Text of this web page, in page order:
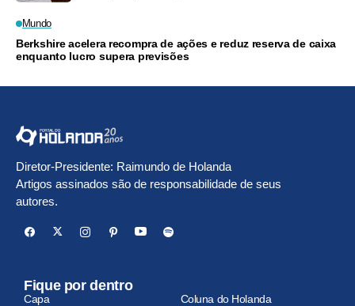
Mundo
Berkshire acelera recompra de ações e reduz reserva de caixa
enquanto lucro supera previsões
Diretor-Presidente: Raimundo de Holanda
Artigos assinados são de responsabilidade de seus
autores.
Fique por dentro
Capa
Coluna do Holanda